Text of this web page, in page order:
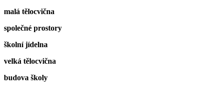
malá tělocvična
společné prostory
školní jídelna
velká tělocvična
budova školy